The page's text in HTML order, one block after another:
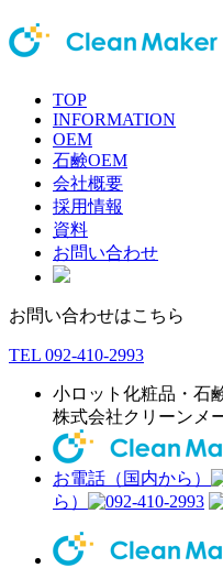
TOP
INFORMATION
OEM
石鹸OEM
会社概要
採用情報
資料
お問い合わせ
お問い合わせはこちら
TEL 092-410-2993
小ロット化粧品・石
株式会社クリーンメ
お電話（国内から）
ら）